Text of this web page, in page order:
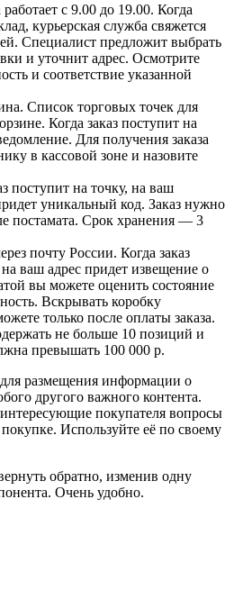
с 9.00 до 19.00. Когда
курьерская служба свяжется
Специалист предложит выбрать
и уточнит адрес. Осмотрите
и соответствие указанной
Список торговых точек для
Когда заказ поступит на
Для получения заказа
в кассовой зоне и назовите
поступит на точку, на ваш
уникальный код. Заказ нужно
постамата. Срок хранения — 3
почту России. Когда заказ
ваш адрес придет извещение о
вы можете оценить состояние
Вскрывать коробку
только после оплаты заказа.
не больше 10 позиций и
превышать 100 000 р.
размещения информации о
другого важного контента.
покупателя вопросы
Используйте её по своему
обратно, изменив одну
Очень удобно.